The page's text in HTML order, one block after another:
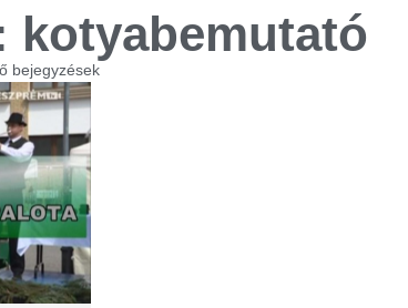
kotyabemutató
bejegyzések